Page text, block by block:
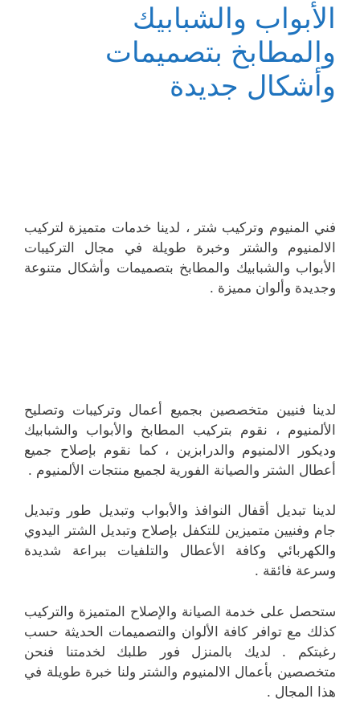
الأبواب والشبابيك
والمطابخ بتصميمات
وأشكال جديدة
فني المنيوم وتركيب شتر ، لدينا خدمات متميزة لتركيب
الالمنيوم والشتر وخبرة طويلة في مجال التركيبات
الأبواب والشبابيك والمطابخ بتصميمات وأشكال متنوعة
وجديدة وألوان مميزة .
لدينا فنيين متخصصين بجميع أعمال وتركيبات وتصليح
الألمنيوم ، نقوم بتركيب المطابخ والأبواب والشبابيك
وديكور الالمنيوم والدرابزين ، كما نقوم بإصلاح جميع
أعطال الشتر والصيانة الفورية لجميع منتجات الألمنيوم .
لدينا تبديل أقفال النوافذ والأبواب وتبديل طور وتبديل
جام وفنيين متميزين للتكفل بإصلاح وتبديل الشتر اليدوي
والكهربائي وكافة الأعطال والتلفيات ببراعة شديدة
وسرعة فائقة .
ستحصل على خدمة الصيانة والإصلاح المتميزة والتركيب
كذلك مع توافر كافة الألوان والتصميمات الحديثة حسب
رغبتكم . لديك بالمنزل فور طلبك لخدمتنا فنحن
متخصصين بأعمال الالمنيوم والشتر ولنا خبرة طويلة في
هذا المجال .